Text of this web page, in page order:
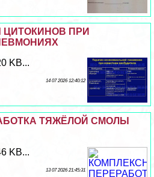
ПРИ
KB...
14 07 2026 12:40:12
ТЯЖЁЛОЙ СМОЛЫ
KB...
13 07 2026 21:45:31